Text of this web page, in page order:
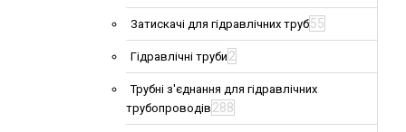
Затискачі для гідравлічних труб55
Гідравлічні труби 2
Трубні з'єднання для гідравлічних
трубопроводів 288